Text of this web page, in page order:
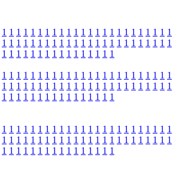
1 1 1 1 1 1 1 1 1 1 1 1 1 1 1 1 1 1 1 1 1 1 1 1
1 1 1 1 1 1 1 1 1 1 1 1 1 1 1 1 1 1 1 1 1 1 1 1
1 1 1 1 1 1 1 1 1 1 1 1 1 1 1 1
1 1 1 1 1 1 1 1 1 1 1 1 1 1 1 1 1 1 1 1 1 1 1 1
1 1 1 1 1 1 1 1 1 1 1 1 1 1 1 1 1 1 1 1 1 1 1 1
1 1 1 1 1 1 1 1 1 1 1 1 1 1 1 1
1 1 1 1 1 1 1 1 1 1 1 1 1 1 1 1 1 1 1 1 1 1 1 1
1 1 1 1 1 1 1 1 1 1 1 1 1 1 1 1 1 1 1 1 1 1 1 1
1 1 1 1 1 1 1 1 1 1 1 1 1 1 1 1